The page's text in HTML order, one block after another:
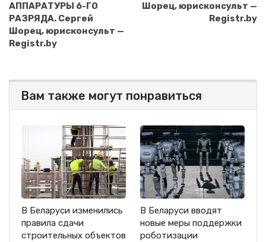
АППАРАТУРЫ 6-ГО
РАЗРЯДА. Сергей
Шорец, юрисконсульт —
Registr.by
Шорец, юрисконсульт —
Registr.by
Вам также могут понравиться
В Беларуси изменились
правила сдачи
строительных объектов
В Беларуси вводят
новые меры поддержки
роботизации